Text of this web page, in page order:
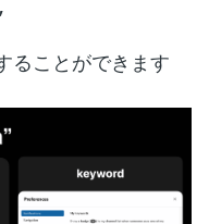
ることができます